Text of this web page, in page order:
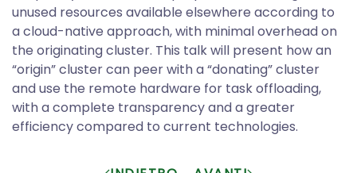
unused resources available elsewhere according to
a cloud-native approach, with minimal overhead on
the originating cluster. This talk will present how an
“origin” cluster can peer with a “donating” cluster
and use the remote hardware for task offloading,
with a complete transparency and a greater
efficiency compared to current technologies.